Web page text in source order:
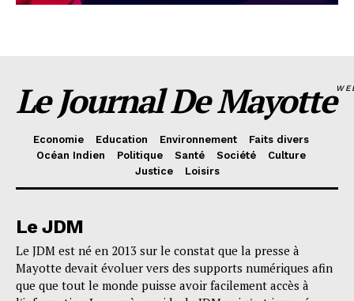
Le Journal De Mayotte
Economie Education Environnement
Faits divers
Océan Indien
Politique Santé Société
Culture
Justice
Loisirs
Le JDM
Le JDM est né en 2013 sur le constat que la presse à
Mayotte devait évoluer vers des supports numériques afin
que que tout le monde puisse avoir facilement accès à